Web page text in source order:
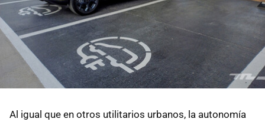
Al igual que en otros utilitarios urbanos, la autonomía